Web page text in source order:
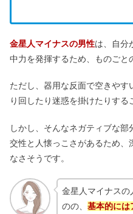
金星人マイナスの男性は、自分
中力を発揮するため、ものごと
ただし、器用な反面で空きや
り回したり迷惑を掛けたりする
しかし、そんなネガティブな
交性と人懐っこさがあるため、
なさそうです。
金星人マイナスの
のの、 基本的には